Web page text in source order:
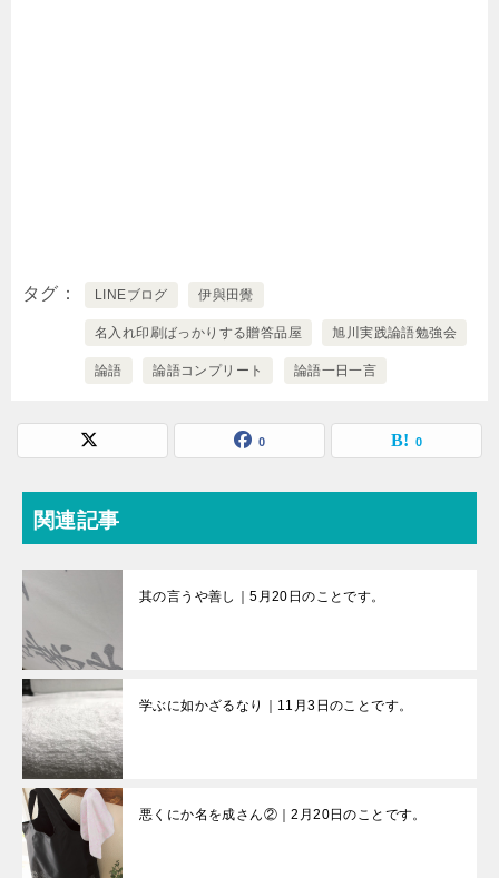
タグ LINEブログ 伊與田覺
名入れ印刷ばっかりする贈答品屋 旭川実践論語勉強会
論語 論語コンプリート 論語一日一言
0 0
関連記事
其の言うや善し｜5月20日のことです。
学ぶに如かざるなり｜11月3日のことです。
悪くにか名を成さん②｜2月20日のことです。